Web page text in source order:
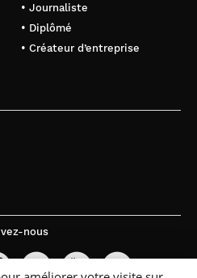
• Journaliste
• Diplômé
• Créateur d’entreprise
nous